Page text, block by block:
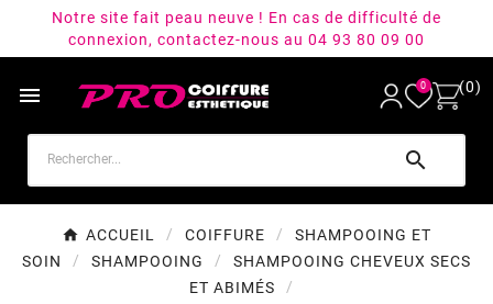
Notre site fait peau neuve ! En cas de difficulté de
connexion, contactez-nous au 04 93 80 09 00
 0 (0)

ACCUEIL COIFFURE
SHAMPOOING ET
SOIN
SHAMPOOING
SHAMPOOING CHEVEUX SECS
ET ABIMÉS